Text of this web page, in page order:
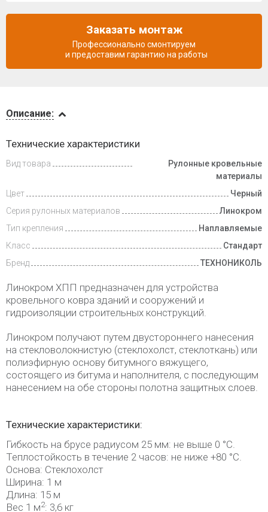
и оплата
Описание:
Технические характеристики
Вид товара
Рулонные кровельные
материалы
Цвет
Черный
Серия рулонных материалов
Линокром
Тип крепления
Наплавляемые
Класс
Стандарт
Бренд
ТЕХНОНИКОЛЬ
Линокром ХПП предназначен для устройства
кровельного ковра зданий и сооружений и
гидроизоляции строительных конструкций.
Линокром получают путем двустороннего нанесения
на стекловолокнистую (стеклохолст, стеклоткань) или
полиэфирную основу битумного вяжущего,
состоящего из битума и наполнителя, с последующим
нанесением на обе стороны полотна защитных слоев.
Технические характеристики:
Гибкость на брусе радиусом 25 мм: не выше 0 °С.
Теплостойкость в течение 2 часов: не ниже +80 °С.
Основа: Стеклохолст
Ширина: 1 м
Длина: 15 м
Вес 1 м2: 3,6 кг
Заказать монтаж
Профессионально смонтируем
и предоставим гарантию на работы